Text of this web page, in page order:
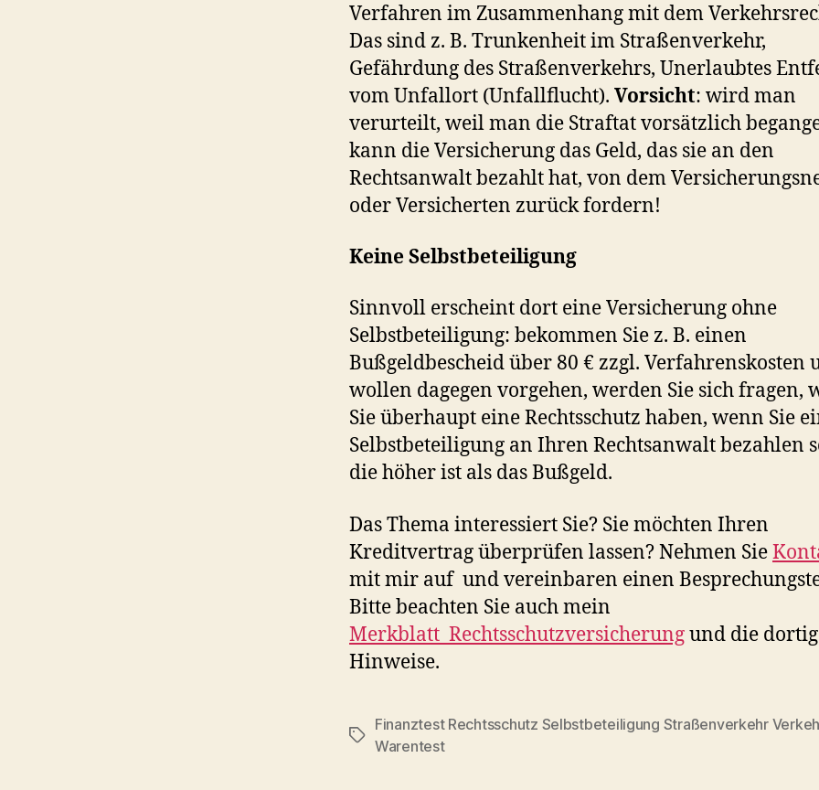
Verfahren im Zusammenhang mit dem
Das sind z. B. Trunkenheit im Straßenverkehr,
Gefährdung des Straßenverkehrs, Unerlaubtes
vom Unfallort (Unfallflucht). Vorsicht: wird man
verurteilt, weil man die Straftat vorsätzlich
kann die Versicherung das Geld, das sie an den
Rechtsanwalt bezahlt hat, von dem
oder Versicherten zurück fordern!
Keine Selbstbeteiligung
Sinnvoll erscheint dort eine Versicherung ohne
Selbstbeteiligung: bekommen Sie z. B. einen
Bußgeldbescheid über 80 € zzgl. Verfahrenskosten
wollen dagegen vorgehen, werden Sie sich fragen,
Sie überhaupt eine Rechtsschutz haben, wenn Sie
Selbstbeteiligung an Ihren Rechtsanwalt bezahlen
die höher ist als das Bußgeld.
Das Thema interessiert Sie? Sie möchten Ihren
Kreditvertrag überprüfen lassen? Nehmen Sie
mit mir auf und vereinbaren einen
Bitte beachten Sie auch mein
Merkblatt_Rechtsschutzversicherungund die
Hinweise.
Schlagwörter
Finanztest Rechtsschutz Selbstbeteiligung Straßenverkehr
Warentest